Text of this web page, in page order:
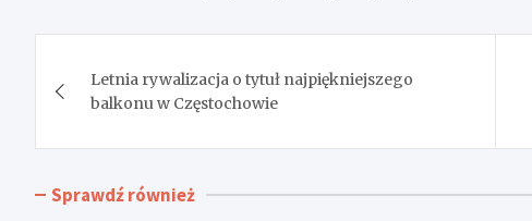
wpisu
Letnia rywalizacja o tytuł najpiękniejszego
balkonu w Częstochowie
Sprawdź również